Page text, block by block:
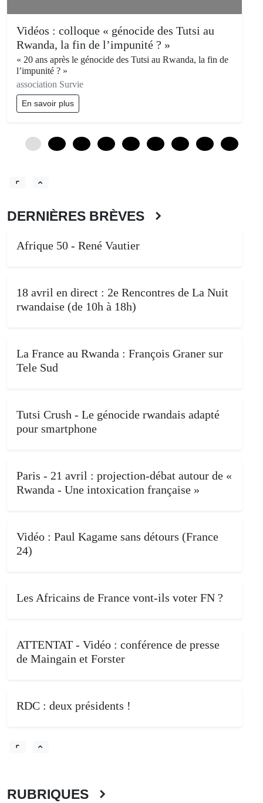
Vidéos : colloque « génocide des Tutsi au
Rwanda, la fin de l’impunité ? »
« 20 ans après le génocide des Tutsi au Rwanda, la fin de
l’impunité ? »
association Survie
En savoir plus
DERNIÈRES BRÈVES
Afrique 50 - René Vautier
18 avril en direct : 2e Rencontres de La Nuit
rwandaise (de 10h à 18h)
La France au Rwanda : François Graner sur
Tele Sud
Tutsi Crush - Le génocide rwandais adapté
pour smartphone
Paris - 21 avril : projection-débat autour de «
Rwanda - Une intoxication française »
Vidéo : Paul Kagame sans détours (France
24)
Les Africains de France vont-ils voter FN ?
ATTENTAT - Vidéo : conférence de presse
de Maingain et Forster
RDC : deux présidents !
RUBRIQUES